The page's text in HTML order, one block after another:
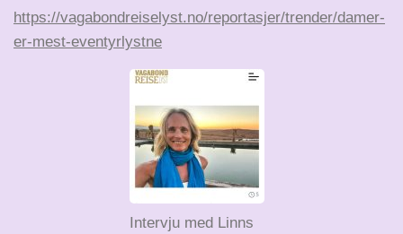
https://vagabondreiselyst.no/reportasjer/trender/damer-
er-mest-eventyrlystne
Intervju med Linns